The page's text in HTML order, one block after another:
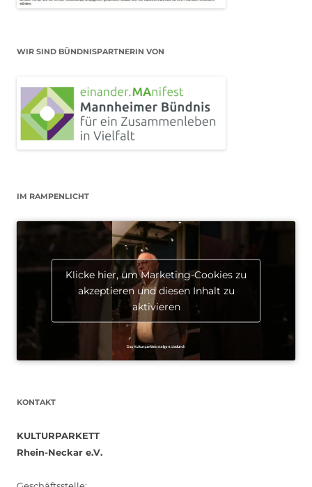
WIR SIND BÜNDNISPARTNERIN VON
IM RAMPENLICHT
Klicke hier, um Marketing-Cookies zu
akzeptieren und diesen Inhalt zu
aktivieren
KONTAKT
KULTURPARKETT
Rhein-Neckar e.V.